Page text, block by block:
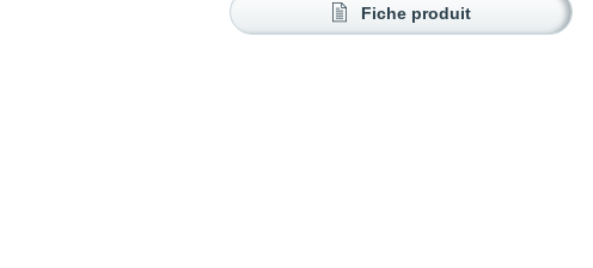
Fiche produit